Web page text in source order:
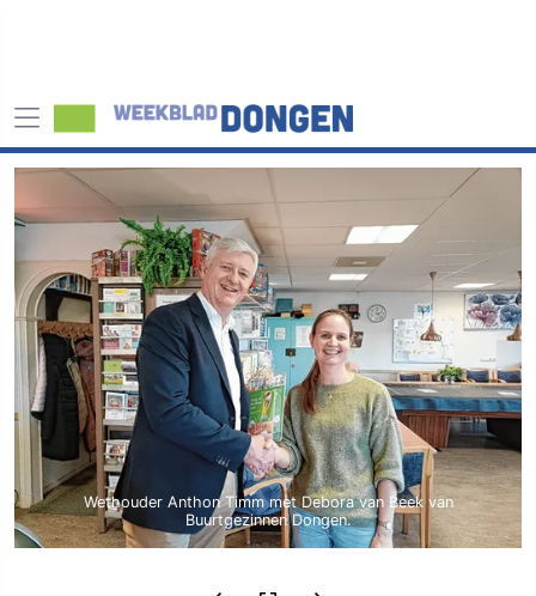
Wethouder Anthon Timm met Debora van Beek van
Buurtgezinnen Dongen.